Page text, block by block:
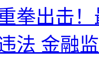
拳出击
法 金融